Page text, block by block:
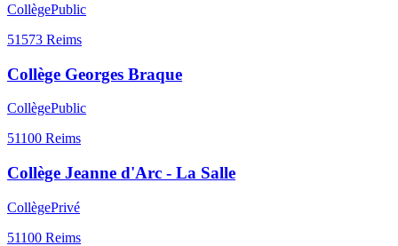
CollègePublic
51573 Reims
Collège Georges Braque
CollègePublic
51100 Reims
Collège Jeanne d'Arc - La Salle
CollègePrivé
51100 Reims